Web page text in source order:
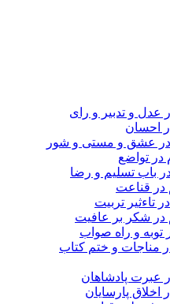
عدل و تدبیر و رای
احسان
عشق و مستی و شور
در تواضع
باب تسلیم و رضا
قناعت
تاءثیر تربیت
در شکر بر عافیت
توبه و راه صواب
مناجات و ختم کتاب
عبرت پادشاهان
اخلاق پارسایان